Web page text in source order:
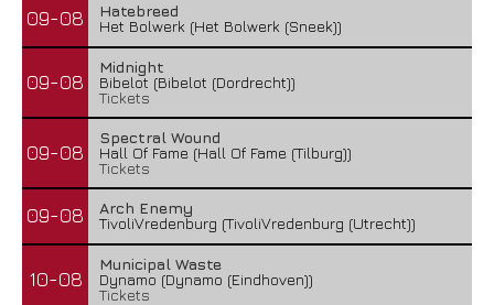
09-08
Hatebreed
Het Bolwerk (Het Bolwerk (Sneek))
09-08
Midnight
Bibelot (Bibelot (Dordrecht))
Tickets
09-08
Spectral Wound
Hall Of Fame (Hall Of Fame (Tilburg))
Tickets
09-08
Arch Enemy
TivoliVredenburg (TivoliVredenburg (Utrecht))
10-08
Municipal Waste
Dynamo (Dynamo (Eindhoven))
Tickets